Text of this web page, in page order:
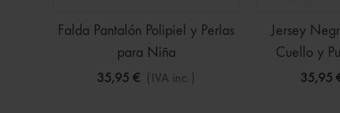
Hucha CAJA FUERTE colores
33,95 € (IVA inc.)
Falda Pantalón Polipiel y Perlas
para Niña
35,95 € (IVA inc.)
Jersey
Cuello y
35,95